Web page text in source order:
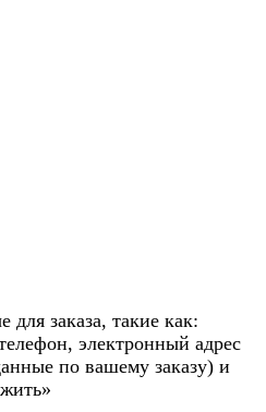
заказа, такие как:
электронный адрес
по вашему заказу) и